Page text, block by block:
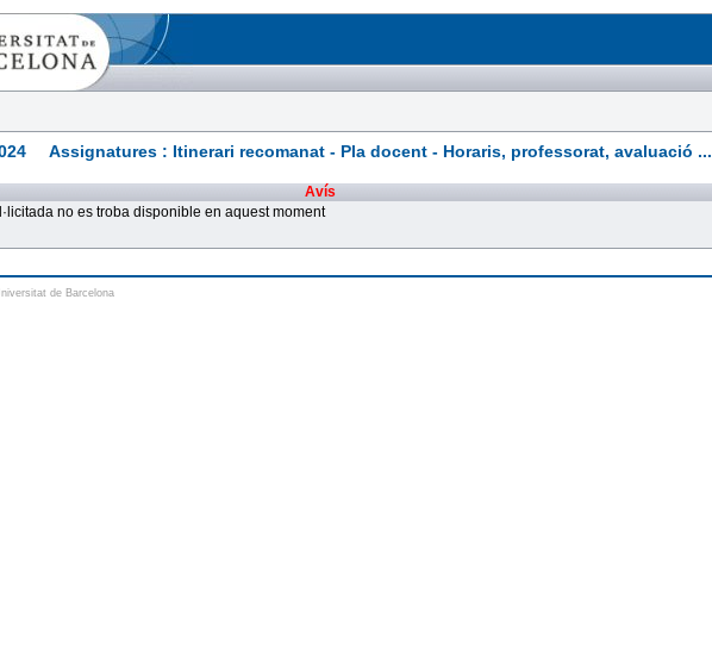
Assignatures : Itinerari recomanat - Pla docent - Horaris, professorat, avaluació ...
Avís
no es troba disponible en aquest moment
de Barcelona